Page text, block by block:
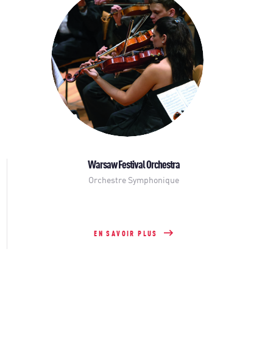
Warsaw Festival Orchestra
Orchestre Symphonique
EN SAVOIR PLUS